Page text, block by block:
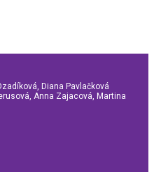
Diana Pavlačková
Anna Zajacová, Martina